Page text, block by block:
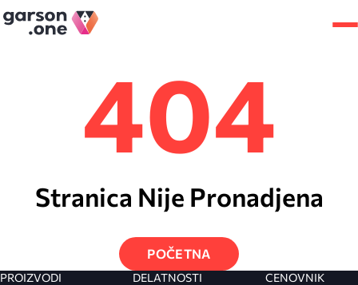
404
Stranica Nije Pronadjena
POČETNA
PROIZVODI DELATNOSTI CENOVNIK